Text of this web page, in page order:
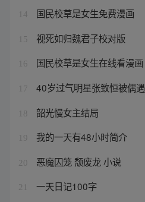
14 国民校草是女生免费漫画
15 视死如归魏君子校对版
16 国民校草是女生在线看漫画
17 40岁过气明星张致恒被偶遇
18 韶光慢女主结局
19 我的一天有48小时简介
20 恶魔囚笼 颓废龙 小说
21 一天日记100字